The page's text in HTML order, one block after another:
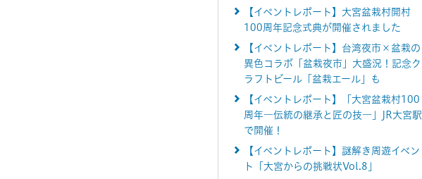
【イベントレポート】大宮盆栽村開村
100周年記念式典が開催されました
【イベントレポート】台湾夜市×盆栽の
異色コラボ「盆栽夜市」大盛況！記念ク
ラフトビール「盆栽エール」も
【イベントレポート】「大宮盆栽村100
周年―伝統の継承と匠の技―」JR大宮駅
で開催！
【イベントレポート】謎解き周遊イベン
ト「大宮からの挑戦状Vol.8」